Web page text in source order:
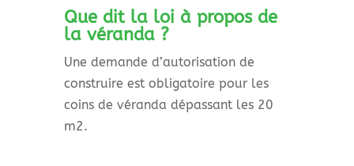
Que dit la loi à propos de
la véranda ?
Une demande d’autorisation de
construire est obligatoire pour les
coins de véranda dépassant les 20
m2.